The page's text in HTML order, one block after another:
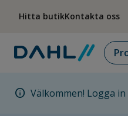
Hitta butikKontakta oss
info Välkommen! Logga